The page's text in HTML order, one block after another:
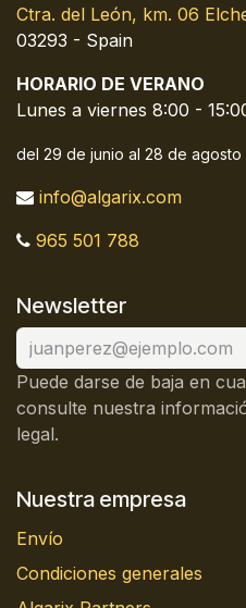
Ctra. del León, km. 06
03293 - Spain
HORARIO DE VERANO
Lunes a viernes 8:00 -
del 29 de junio al 28 de agosto
info@algarix.com
965 501 788
Newsletter
Puede darse de baja en
consulte nuestra
legal.
Nuestra empresa
Envío
Condiciones generales